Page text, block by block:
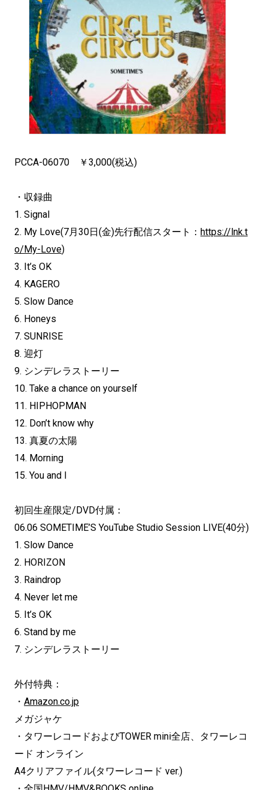
PCCA-06070 ￥3,000(税込)
・収録曲
1. Signal
2. My Love(7月30日(金)先行配信スタート： https://lnk.t
o/My-Love)
3. It’s OK
4. KAGERO
5. Slow Dance
6. Honeys
7. SUNRISE
8. 迎灯
9. シンデレラストーリー
10. Take a chance on yourself
11. HIPHOPMAN
12. Don’t know why
13. 真夏の太陽
14. Morning
15. You and I
初回生産限定/DVD付属：
06.06 SOMETIME’S YouTube Studio Session LIVE(40分)
1. Slow Dance
2. HORIZON
3. Raindrop
4. Never let me
5. It’s OK
6. Stand by me
7. シンデレラストーリー
外付特典：
・ Amazon.co.jp
メガジャケ
・タワーレコードおよびTOWER mini全店、タワーレコ
ード オンライン
A4クリアファイル(タワーレコード ver.)